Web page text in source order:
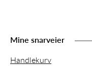
Mine snarveier
Handlekurv